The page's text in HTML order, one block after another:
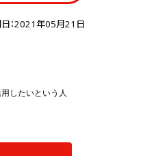
：2021年05月21日
したいという人